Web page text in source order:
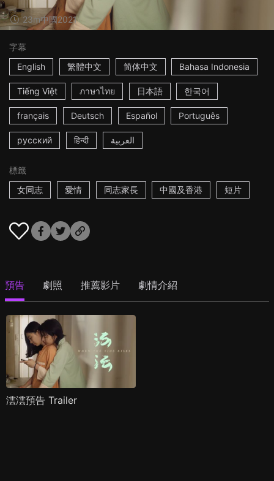
23m中國2021
字幕
English
繁體中文 简体中文 Bahasa Indonesia
Tiếng Việt ภาษาไทย 日本語 한국어
français Deutsch Español Português
русский हिन्दी العربية
標籤
女同志
愛情 同志家長 中國及香港 短片
預告 劇照 推薦影片 劇情介紹
澐澐預告 Trailer